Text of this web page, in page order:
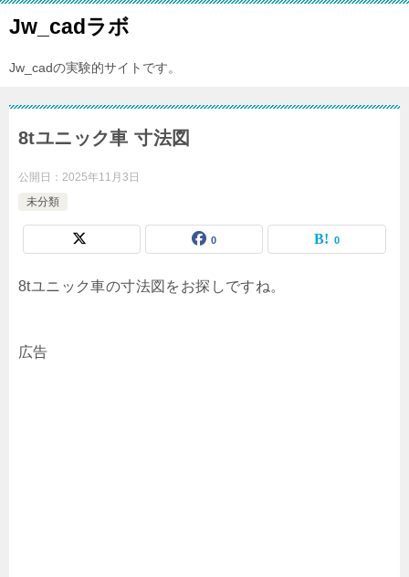
Jw_cadラボ
Jw_cadの実験的サイトです。
8tユニック車 寸法図
公開日： 2025年11月3日
未分類
0 0
8tユニック車の寸法図をお探しですね。
広告